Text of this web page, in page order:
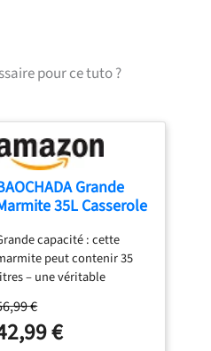
pour ce tuto ?
Grande
35L Casserole
Inoxydable
capacité : cette
peut contenir 35
– une véritable
Avec cette
casserole, vous
€
€